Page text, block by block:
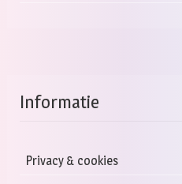
Informatie
Privacy & cookies